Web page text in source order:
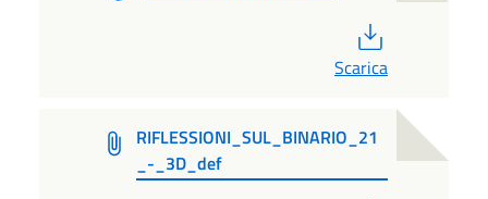
Scarica
RIFLESSIONI_SUL_BINARIO_21
_-_3D_def